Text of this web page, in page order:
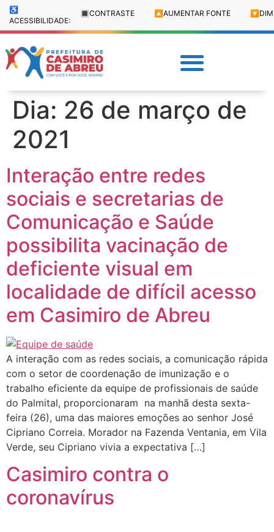
♿
ACESSIBILIDADE:
🔳 CONTRASTE 🔼 AUMENTAR FONTE 🔽
Dia: 26 de março de
2021
Interação entre redes
sociais e secretarias de
Comunicação e Saúde
possibilita vacinação de
deficiente visual em
localidade de difícil acesso
em Casimiro de Abreu
A interação com as redes sociais, a comunicação rápida
com o setor de coordenação de imunização e o
trabalho eficiente da equipe de profissionais de saúde
do Palmital, proporcionaram na manhã desta sexta-
feira (26), uma das maiores emoções ao senhor José
Cipriano Correia. Morador na Fazenda Ventania, em Vila
Verde, seu Cipriano vivia a expectativa […]
Casimiro contra o
coronavírus